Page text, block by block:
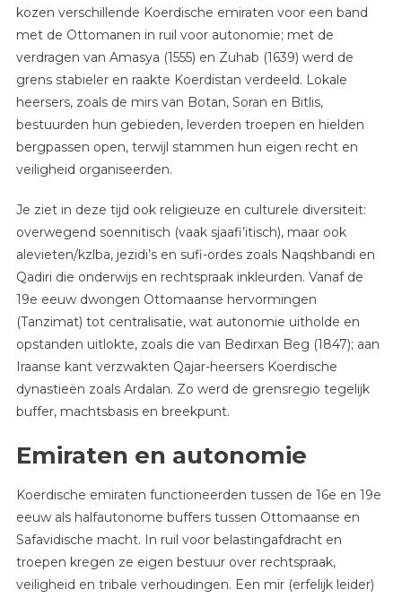
kozen verschillende Koerdische emiraten voor een band
met de Ottomanen in ruil voor autonomie; met de
verdragen van Amasya (1555) en Zuhab (1639) werd de
grens stabieler en raakte Koerdistan verdeeld. Lokale
heersers, zoals de mirs van Botan, Soran en Bitlis,
bestuurden hun gebieden, leverden troepen en hielden
bergpassen open, terwijl stammen hun eigen recht en
veiligheid organiseerden.
Je ziet in deze tijd ook religieuze en culturele diversiteit:
overwegend soennitisch (vaak sjaafi’itisch), maar ook
alevieten/kzlba, jezidi’s en sufi-ordes zoals Naqshbandi en
Qadiri die onderwijs en rechtspraak inkleurden. Vanaf de
19e eeuw dwongen Ottomaanse hervormingen
(Tanzimat) tot centralisatie, wat autonomie uitholde en
opstanden uitlokte, zoals die van Bedirxan Beg (1847); aan
Iraanse kant verzwakten Qajar-heersers Koerdische
dynastieën zoals Ardalan. Zo werd de grensregio tegelijk
buffer, machtsbasis en breekpunt.
Emiraten en autonomie
Koerdische emiraten functioneerden tussen de 16e en 19e
eeuw als halfautonome buffers tussen Ottomaanse en
Safavidische macht. In ruil voor belastingafdracht en
troepen kregen ze eigen bestuur over rechtspraak,
veiligheid en tribale verhoudingen. Een mir (erfelijk leider)